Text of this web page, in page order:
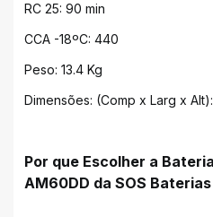
RC 25: 90 min
CCA -18ºC: 440
Peso: 13.4 Kg
Dimensões: (Comp x Larg x
Por que Escolher a
AM60DD da SOS